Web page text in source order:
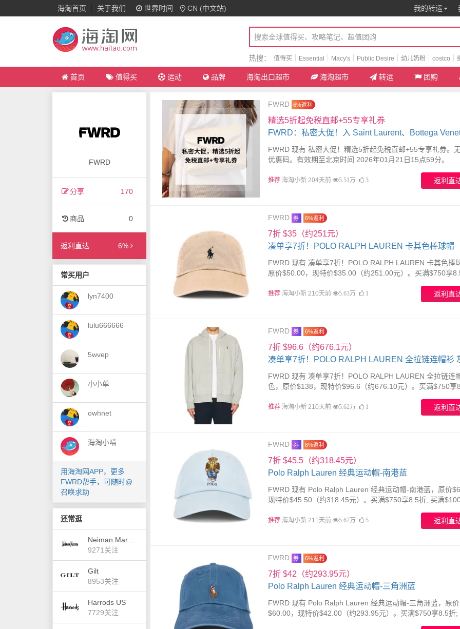
海淘首页 关于我们 世界时间 CN (中文站) 我的转运
热搜： 值得买 Essential Macy's Public Desire 幼儿奶粉 costco
首页 值得买 运动 品牌 海淘出口超市 海淘超市 转运 团购
FWRD
分享 170
商品 0
返利直达 6%
常买用户
lyn7400
lulu666666
5wvep
小小单
owhnet
海淘小喵
用海淘网APP，更多
FWRD帮手，可随时@
召唤求助
还常逛
9271关注
Gilt
8953关注
Harrods US
7729关注
FWRD 6%返利
精选5折起免税直邮+55专享礼券
FWRD：私密大促！入 Saint Laurent、Bottega
Moncler 等
FWRD 现有 私密大促！精选5折起免税直邮+55专享礼券。
优惠码。有效期至北京时间 2026年01月21日15点59分。
推荐海淘小新 204天前 5.51万 3 返利
FWRD 券 6%返利
7折 $35（约251元）
凑单享7折！POLO RALPH LAUREN 卡其色棒球帽
FWRD 现有 凑单享7折！POLO RALPH LAUREN 卡其色棒
原价$50.00，现特价$35.00（约251.00元）。买满$750享
用优
推荐海淘小新 210天前 5.63万 1 返利
FWRD 券 6%返利
7折 $96.6（约676.1元）
凑单享7折！POLO RALPH LAUREN 全拉链连帽衫
FWRD 现有 凑单享7折！POLO RALPH LAUREN 全拉链连
色，原价$138，现特价$96.6（约676.10元）。买满$750享
用优
推荐海淘小新 210天前 5.62万 1 返利
FWRD 券 6%返利
7折 $45.5（约318.45元）
Polo Ralph Lauren 经典运动帽-南港蓝
FWRD 现有 Polo Ralph Lauren 经典运动帽-南港蓝，原价
现特价$45.50（约318.45元）。买满$750享8.5折; 买满
推荐海淘小新 211天前 5.67万 5 返利
FWRD 券 6%返利
7折 $42（约293.95元）
Polo Ralph Lauren 经典运动帽-三角洲蓝
FWRD 现有 Polo Ralph Lauren 经典运动帽-三角洲蓝，原价
$60.00，现特价$42.00（约293.95元）。买满$750享8.5折;